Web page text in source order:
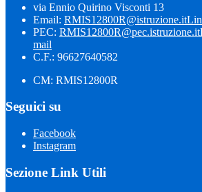
via Ennio Quirino Visconti 13
Email: RMIS12800R@istruzione.it
PEC: RMIS12800R@pec.istruzione.it
mail
C.F.: 96627640582
CM: RMIS12800R
Seguici su
Facebook
Instagram
Sezione Link Utili